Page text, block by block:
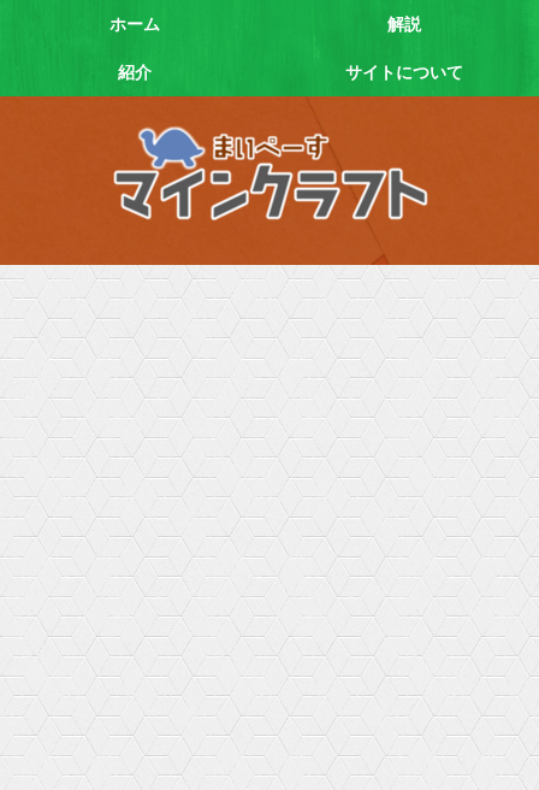
ホーム 解説
紹介 サイトについて